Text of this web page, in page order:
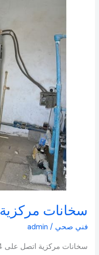
سخانات مركزية
فني صحي /
admin